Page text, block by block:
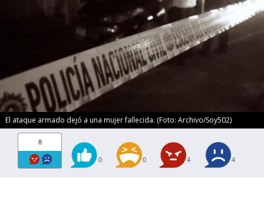
El ataque armado dejó a una mujer fallecida. (Foto: Archivo/Soy502)
8
0 0 4 4